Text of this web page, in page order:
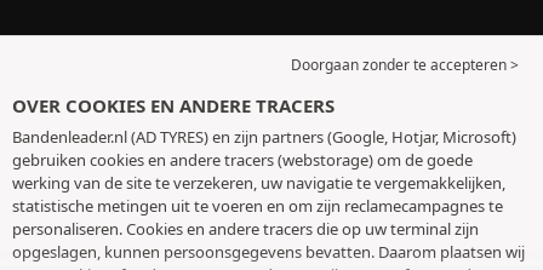
Doorgaan zonder te accepteren >
OVER COOKIES EN ANDERE TRACERS
Bandenleader.nl (AD TYRES) en zijn partners (Google, Hotjar, Microsoft)
gebruiken cookies en andere tracers (webstorage) om de goede
werking van de site te verzekeren, uw navigatie te vergemakkelijken,
statistische metingen uit te voeren en om zijn reclamecampagnes te
personaliseren. Cookies en andere tracers die op uw terminal zijn
opgeslagen, kunnen persoonsgegevens bevatten. Daarom plaatsen wij